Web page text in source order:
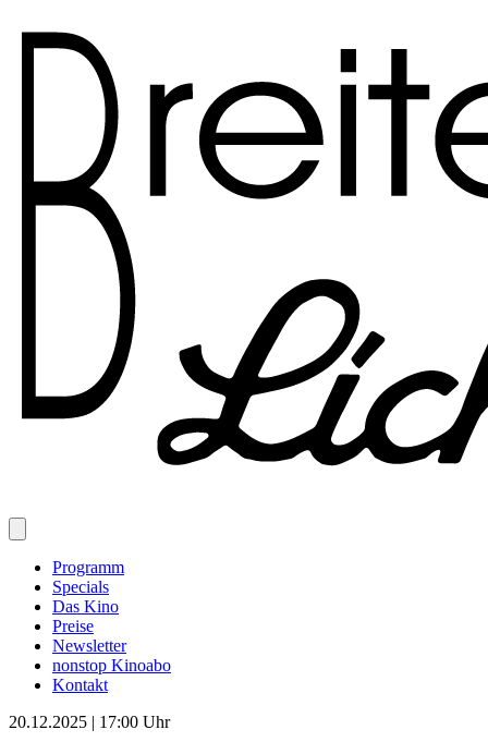
Programm
Specials
Das Kino
Preise
Newsletter
nonstop Kinoabo
Kontakt
20.12.2025 | 17:00 Uhr